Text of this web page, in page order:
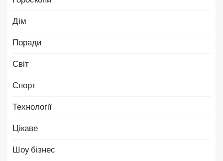
Дім
Поради
Світ
Спорт
Технології
Цікаве
Шоу бізнес